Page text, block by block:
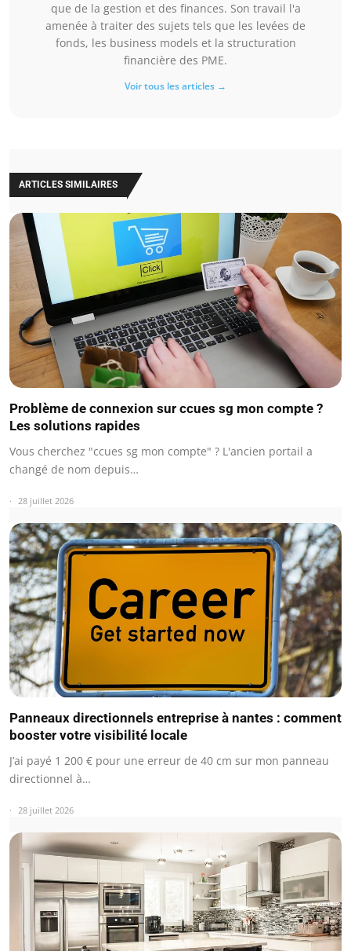
que de la gestion et des finances. Son travail l'a
amenée à traiter des sujets tels que les levées de
fonds, les business models et la structuration
financière des PME.
Voir tous les articles →
ARTICLES SIMILAIRES
Problème de connexion sur ccues sg mon compte ?
Les solutions rapides
Vous cherchez "ccues sg mon compte" ? L'ancien portail a
changé de nom depuis…
28 juillet 2026
Panneaux directionnels entreprise à nantes : comment
booster votre visibilité locale
J’ai payé 1 200 € pour une erreur de 40 cm sur mon panneau
directionnel à…
28 juillet 2026